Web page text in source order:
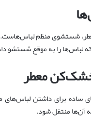
شستشوی منظم
لباس‌ها را به موقع شستشو
خشک‌کن معطر
ساده برای داشتن لباس‌های
آن‌ها منتقل شود.